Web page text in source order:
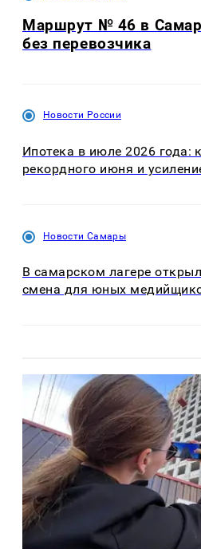
Маршрут № 46 в
без перевозчика
Новости России
Ипотека в июле 2026 года:
рекордного июня и
Новости Самары
В самарском лагере
смена для юных